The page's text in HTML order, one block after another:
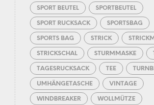
SPORT BEUTEL SPORTBEUTEL
SPORT RUCKSACK SPORTSBAG
SPORTS BAG STRICK
STRICKSCHAL STURMMASKE
TAGESRUCKSACK TEE
UMHÄNGETASCHE VINTAGE
WINDBREAKER WOLLMÜTZE